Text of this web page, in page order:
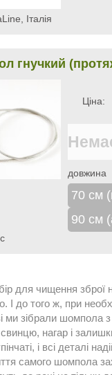
Італія
гнучкий
Ціна:
довжина
70 см
90 см
для чищення зброї
І до того ж, при
зібрали шомпола з
свинцю, нагар і
і всі деталі
самого шомпола